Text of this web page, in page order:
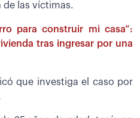
de las víctimas.
para construir mi casa”:
tras ingresar por una
que investiga el caso por